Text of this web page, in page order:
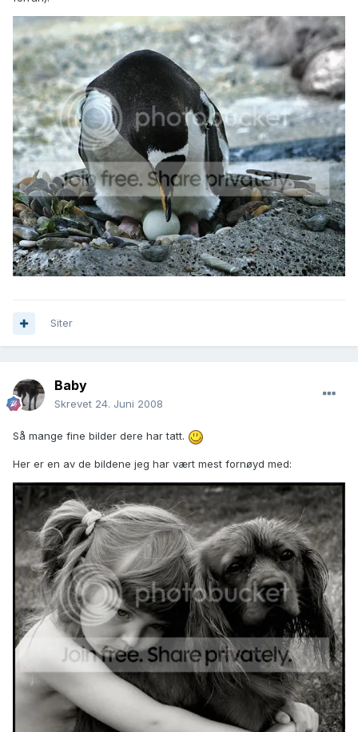
Siter
Baby
Skrevet 24. Juni 2008
Så mange fine bilder dere har tatt.
Her er en av de bildene jeg har vært mest fornøyd med: